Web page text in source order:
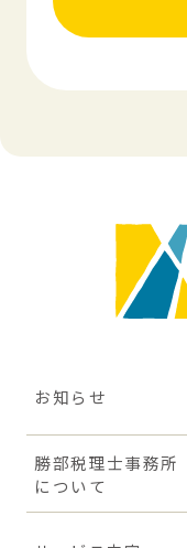
お知らせ
勝部税理士事務所
について